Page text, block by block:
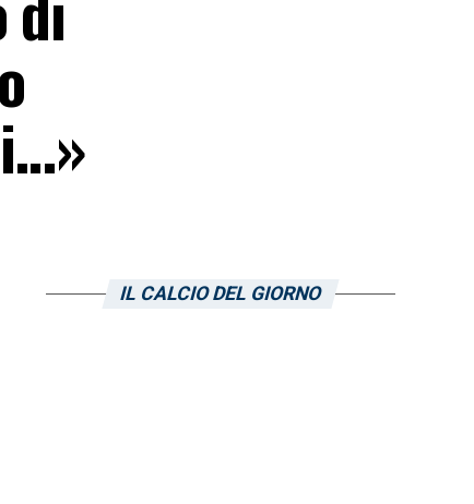
IL CALCIO DEL GIORNO